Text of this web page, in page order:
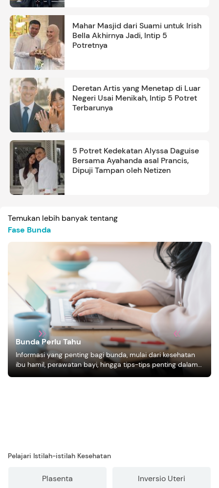
Mahar Masjid dari Suami untuk Irish
Bella Akhirnya Jadi, Intip 5
Potretnya
Deretan Artis yang Menetap di Luar
Negeri Usai Menikah, Intip 5 Potret
Terbarunya
5 Potret Kedekatan Alyssa Daguise
Bersama Ayahanda asal Prancis,
Dipuji Tampan oleh Netizen
Temukan lebih banyak tentang
Fase Bunda
Bunda Perlu Tahu
Informasi yang penting bagi bunda, mulai dari kesehatan
ibu hamil, perawatan bayi, hingga tips-tips penting dalam
mengasuh anak
Pelajari Istilah-istilah Kesehatan
Plasenta Inversio Uteri